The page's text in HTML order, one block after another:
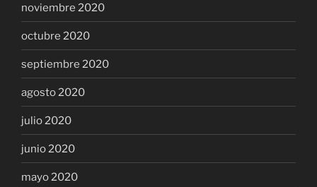
noviembre 2020
octubre 2020
septiembre 2020
agosto 2020
julio 2020
junio 2020
mayo 2020